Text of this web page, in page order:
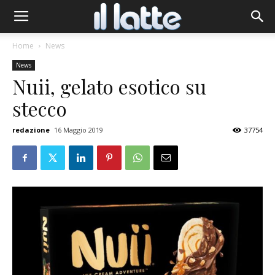
Home News
News
Nuii, gelato esotico su
stecco
redazione 16 Maggio 2019 37754